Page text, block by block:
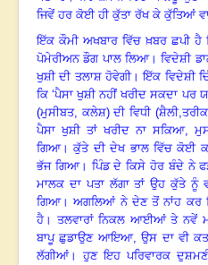
ਜਿਵੇਂ ਹਰ ਕੋਈ ਹੀ ਕੁੱਤਾ ਰੱਖ ਕੇ ਕੁੱਤਿਆਂ
ਇੱਕ ਕੌਮੀ ਅਖਬਾਰ ਵਿੱਚ ਖ਼ਬਰ ਛਪੀ ਹੈ
ਪੋਮੇਰੀਅਨ ਡੌਗ ਪਾਲ ਲਿਆ।ਵਿਦੇਸ਼ੀ
ਖੁਸ਼ੀ ਦੀ ਤਲਾਸ਼ ਹੋਵੇਗੀ। ਇੱਕ ਵਿਦੇਸ਼ੀ
ਕਿ ‘ਪੈਸਾ ਖੁਸ਼ੀ ਨਹੀਂ ਖਰੀਦ ਸਕਦਾ
(ਮੁਸੀਬਤ, ਕਲੇਸ਼) ਦੀ ਵਿਧੀ
ਪੈਸਾ ਖੁਸ਼ੀ ਤਾਂ ਖਰੀਦ ਨਾ ਸਕਿਆ,
ਗਿਆ।ਕੁੱਤੇ ਦੀ ਦੇਖ ਭਾਲ ਵਿੱਚ ਕੋਈ
ਭੱਜ ਗਿਆ। ਪਿੰਡ ਦੇ ਕਿਸੇ ਹੋਰ ਬੰਦੇ ਨੇ
ਮਾਲਕ ਦਾ ਪਤਾ ਲੱਗਾ ਤਾਂ ਉਹ ਕੁੱਤੇ
ਗਿਆ।ਅਗਲਿਆਂ ਨੇ ਦੇਣ ਤੋਂ ਨਾਂਹ ਕਰ
ਹੈ । ਤਲਵਾਰਾਂ ਨਿਕਲ ਆਈਆਂ ਤੇ ਨਵੇਂ
ਬਾਪੂ ਛੁਡਾਉਣ ਆਇਆ,ਉਸ ਦਾ ਵੀ
ਲੱਗੀਆਂ।ਹੁਣ ਇਹ ਪਰਿਵਾਰਕ